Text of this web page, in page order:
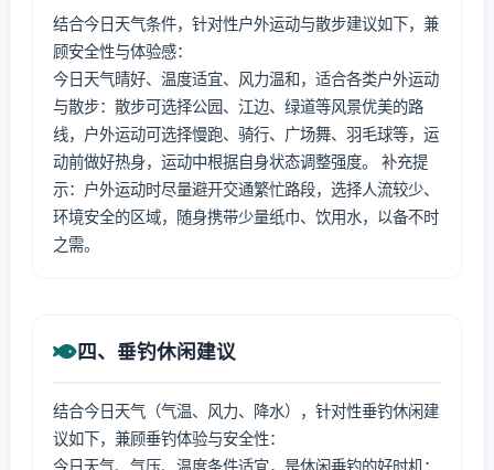
结合今日天气条件，针对性户外运动与散步建议如下，兼
顾安全性与体验感：
今日天气晴好、温度适宜、风力温和，适合各类户外运动
与散步：散步可选择公园、江边、绿道等风景优美的路
线，户外运动可选择慢跑、骑行、广场舞、羽毛球等，运
动前做好热身，运动中根据自身状态调整强度。 补充提
示：户外运动时尽量避开交通繁忙路段，选择人流较少、
环境安全的区域，随身携带少量纸巾、饮用水，以备不时
之需。
四、垂钓休闲建议
结合今日天气（气温、风力、降水），针对性垂钓休闲建
议如下，兼顾垂钓体验与安全性：
今日天气、气压、温度条件适宜，是休闲垂钓的好时机：